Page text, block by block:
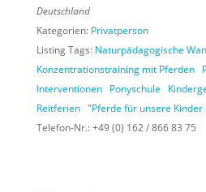
Deutschland
Kategorien: Privatperson
Listing Tags: Naturpädagogische
Konzentrationstraining mit Pferden
Interventionen Ponyschule
Reitferien "Pferde für unsere Kinder
Telefon-Nr.:+49 (0) 162 / 866 83 75